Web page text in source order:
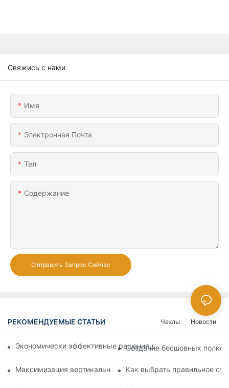
Свяжись с нами
Имя
Электронная Почта
Тел
Содержание
Отправить Запрос Сейчас
РЕКОМЕНДУЕМЫЕ СТАТЬИ Новости
Чехлы
Экономически эффективные решения для супермаркетов:
Создание бесшовных
Максимизация вертикального пространства с
Как выбрать правильное